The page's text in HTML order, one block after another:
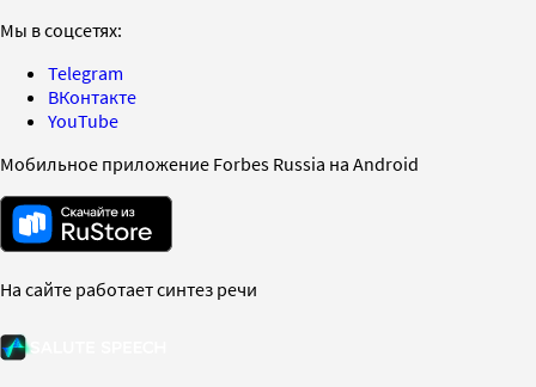
Мы в соцсетях:
Telegram
ВКонтакте
YouTube
Мобильное приложение Forbes Russia на Android
На сайте работает синтез речи